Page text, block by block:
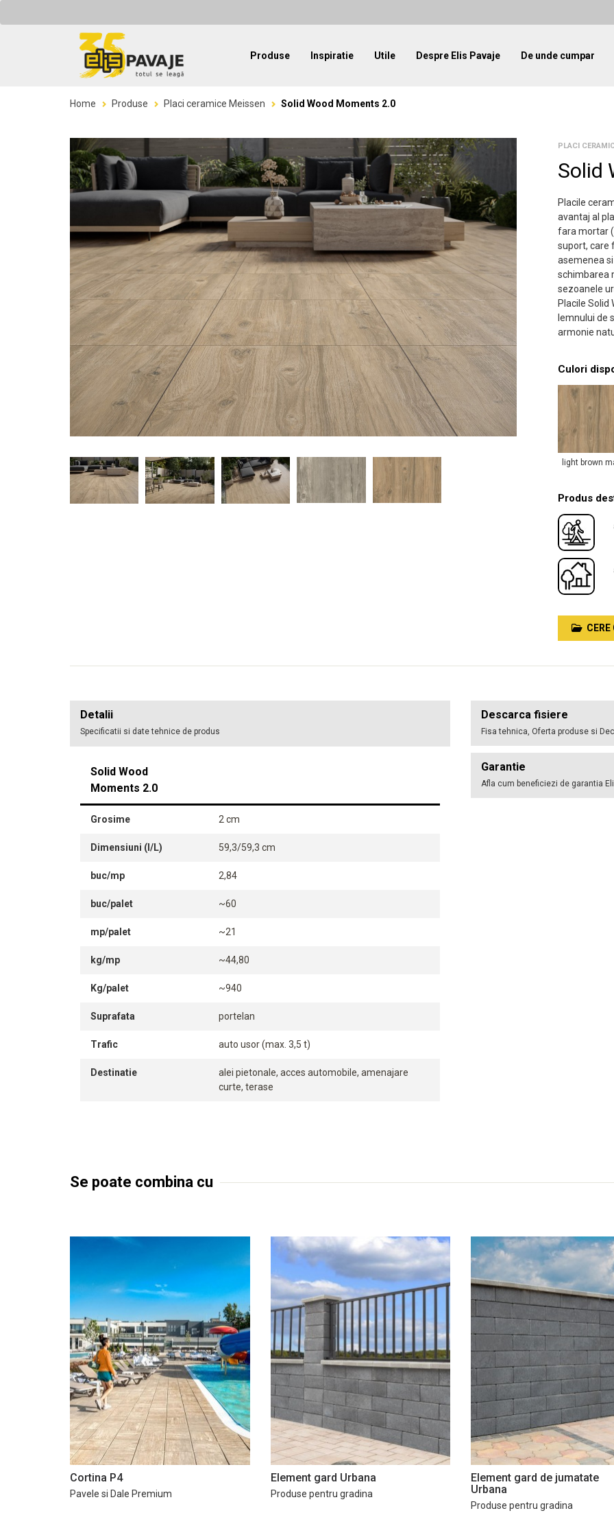
Produse Inspiratie Utile Despre Elis Pavaje De unde cumpar
Home Produse Placi ceramice Meissen Solid Wood Moments 2.0
PLACI
Solid
Placile
avantaj al
fara mortar
suport, care
asemenea
schimbarea
sezoanele
Placile
lemnului de
armonie
Culori
light brown
Produs
CERE
Detalii
Specificatii si date tehnice de produs
Solid Wood
Moments 2.0
Grosime 2 cm
Dimensiuni (l/L) 59,3/59,3 cm
buc/mp 2,84
buc/palet ~60
mp/palet ~21
kg/mp ~44,80
Kg/palet ~940
Suprafata portelan
Trafic auto usor (max. 3,5 t)
Destinatie
alei pietonale, acces automobile, amenajare
curte, terase
Descarca fisiere
Fisa tehnica, Oferta produse si
Garantie
Afla cum beneficiezi de garantia
Se poate combina cu
Cortina P4
Pavele si Dale Premium
Element gard Urbana
Produse pentru gradina
Element gard de jumatate
Urbana
Produse pentru gradina